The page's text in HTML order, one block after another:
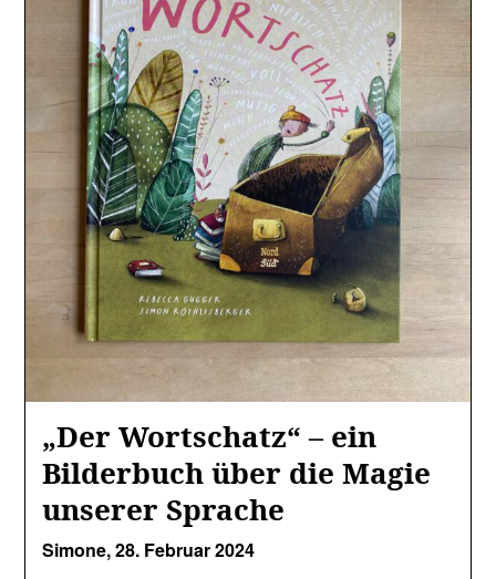
„Der Wortschatz“ – ein
Bilderbuch über die Magie
unserer Sprache
Simone,28. Februar 2024